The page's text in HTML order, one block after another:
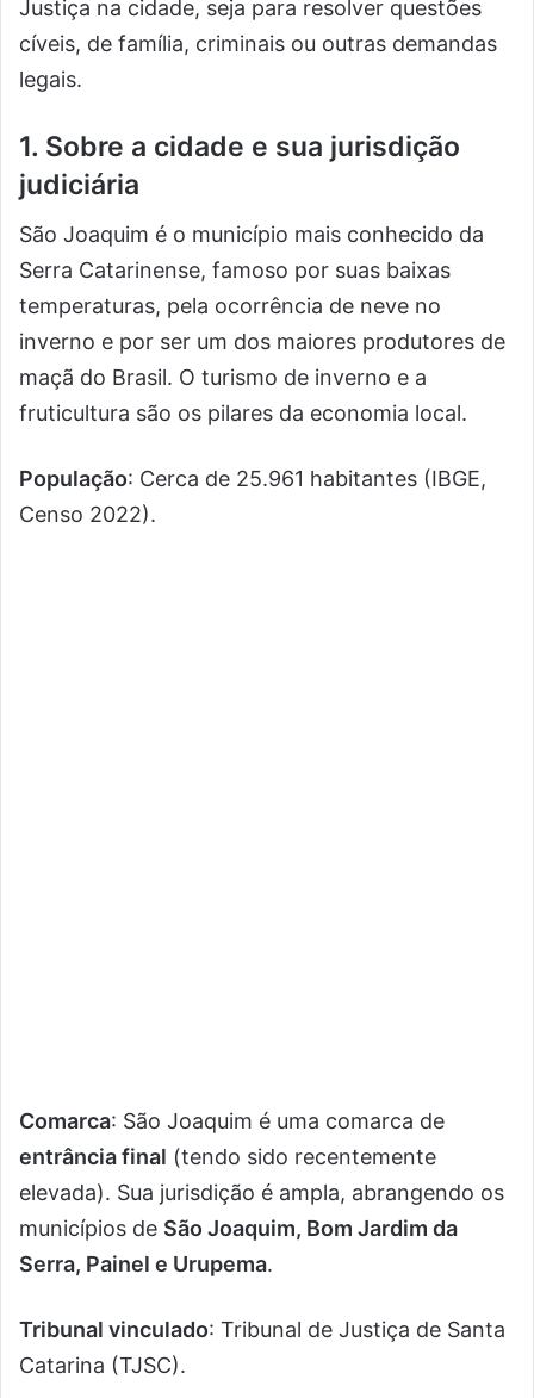
Justiça na cidade, seja para resolver questões
cíveis, de família, criminais ou outras demandas
legais.
1. Sobre a cidade e sua jurisdição
judiciária
São Joaquim é o município mais conhecido da
Serra Catarinense, famoso por suas baixas
temperaturas, pela ocorrência de neve no
inverno e por ser um dos maiores produtores de
maçã do Brasil. O turismo de inverno e a
fruticultura são os pilares da economia local.
População: Cerca de 25.961 habitantes (IBGE,
Censo 2022).
Comarca: São Joaquim é uma comarca de
entrância final (tendo sido recentemente
elevada). Sua jurisdição é ampla, abrangendo os
municípios de São Joaquim, Bom Jardim da
Serra, Painel e Urupema.
Tribunal vinculado: Tribunal de Justiça de Santa
Catarina (TJSC).